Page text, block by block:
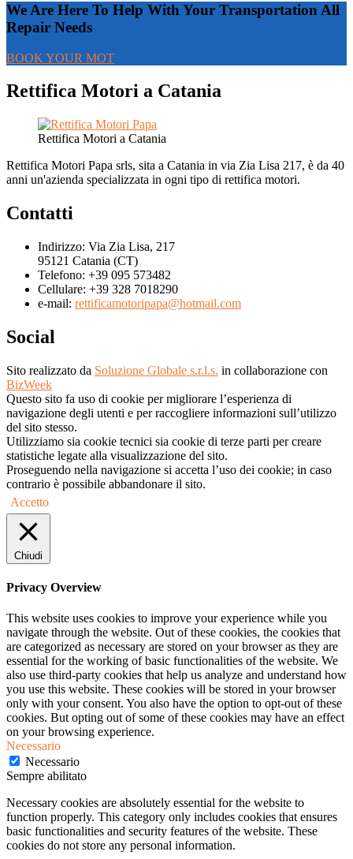
We Are Here To Help With Your Transportation All
Repair Needs
BOOK YOUR MOT
Rettifica Motori a Catania
Rettifica Motori a Catania
Rettifica Motori Papa srls, sita a Catania in via Zia Lisa 217, è da 40
anni un'azienda specializzata in ogni tipo di rettifica motori.
Contatti
Indirizzo: Via Zia Lisa, 217
95121 Catania (CT)
Telefono: +39 095 573482
Cellulare: +39 328 7018290
e-mail: rettificamotoripapa@hotmail.com
Social
Sito realizzato da Soluzione Globale s.r.l.s. in collaborazione con
BizWeek
Questo sito fa uso di cookie per migliorare l’esperienza di
navigazione degli utenti e per raccogliere informazioni sull’utilizzo
del sito stesso.
Utilizziamo sia cookie tecnici sia cookie di terze parti per creare
statistiche legate alla visualizzazione del sito.
Proseguendo nella navigazione si accetta l’uso dei cookie; in caso
contrario è possibile abbandonare il sito.
Accetto
Chiudi
Privacy Overview
This website uses cookies to improve your experience while you
navigate through the website. Out of these cookies, the cookies that
are categorized as necessary are stored on your browser as they are
essential for the working of basic functionalities of the website. We
also use third-party cookies that help us analyze and understand how
you use this website. These cookies will be stored in your browser
only with your consent. You also have the option to opt-out of these
cookies. But opting out of some of these cookies may have an effect
on your browsing experience.
Necessario
Necessario
Sempre abilitato
Necessary cookies are absolutely essential for the website to
function properly. This category only includes cookies that ensures
basic functionalities and security features of the website. These
cookies do not store any personal information.